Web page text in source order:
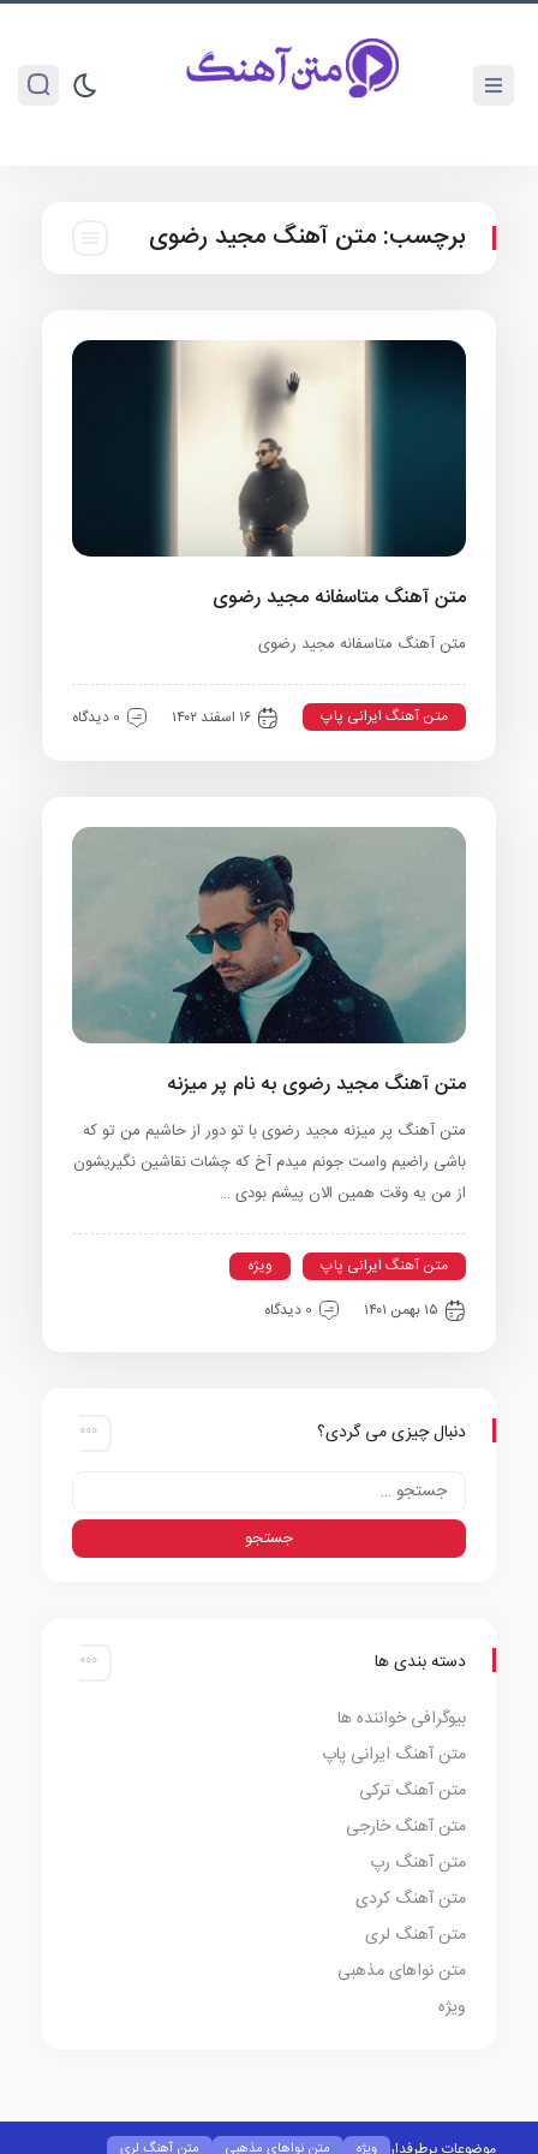
برچسب: متن آهنگ مجید رضوی
متن آهنگ متاسفانه مجید رضوی
متن آهنگ متاسفانه مجید رضوی
متن آهنگ ایرانی پاپ ۱۶ اسفند ۱۴۰۲ 0 دیدگاه
متن آهنگ مجید رضوی به نام پر میزنه
متن آهنگ پر میزنه مجید رضوی با تو دور از حاشیم من تو که
باشی راضیم واست جونم میدم آخ که چشات نقاشین نگیریشون
از من یه وقت همین الان پیشم بودی …
متن آهنگ ایرانی پاپ
ویژه
۱۵ بهمن ۱۴۰۱
0 دیدگاه
دنبال چیزی می گردی؟
دسته بندی ها
بیوگرافی خواننده ها
متن آهنگ ایرانی پاپ
متن آهنگ ترکی
متن آهنگ خارجی
متن آهنگ رپ
متن آهنگ کردی
متن آهنگ لری
متن نواهای مذهبی
ویژه